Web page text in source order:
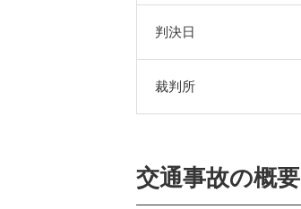
判決日
裁判所
交通事故の概要